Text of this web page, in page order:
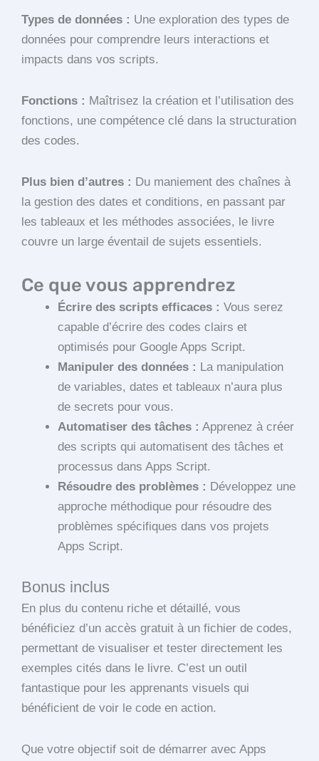
Types de données : Une exploration des types de
données pour comprendre leurs interactions et
impacts dans vos scripts.
Fonctions : Maîtrisez la création et l’utilisation des
fonctions, une compétence clé dans la structuration
des codes.
Plus bien d’autres : Du maniement des chaînes à
la gestion des dates et conditions, en passant par
les tableaux et les méthodes associées, le livre
couvre un large éventail de sujets essentiels.
Ce que vous apprendrez
Écrire des scripts efficaces : Vous serez
capable d’écrire des codes clairs et
optimisés pour Google Apps Script.
Manipuler des données : La manipulation
de variables, dates et tableaux n’aura plus
de secrets pour vous.
Automatiser des tâches : Apprenez à créer
des scripts qui automatisent des tâches et
processus dans Apps Script.
Résoudre des problèmes : Développez une
approche méthodique pour résoudre des
problèmes spécifiques dans vos projets
Apps Script.
Bonus inclus
En plus du contenu riche et détaillé, vous
bénéficiez d’un accès gratuit à un fichier de codes,
permettant de visualiser et tester directement les
exemples cités dans le livre. C’est un outil
fantastique pour les apprenants visuels qui
bénéficient de voir le code en action.
Que votre objectif soit de démarrer avec Apps